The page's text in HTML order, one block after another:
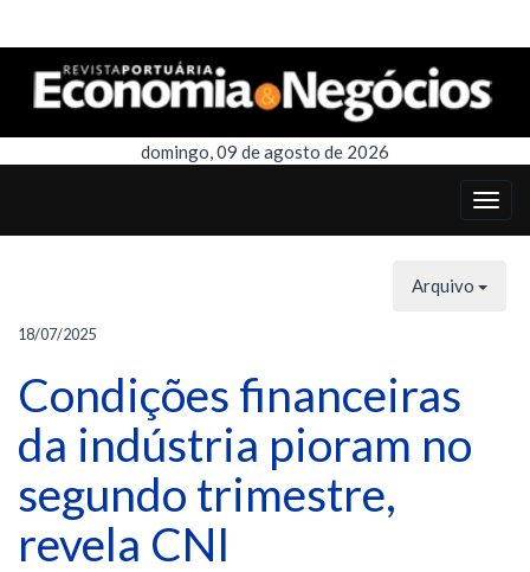
domingo, 09 de agosto de 2026
Arquivo
18/07/2025
Condições financeiras
da indústria pioram no
segundo trimestre,
revela CNI